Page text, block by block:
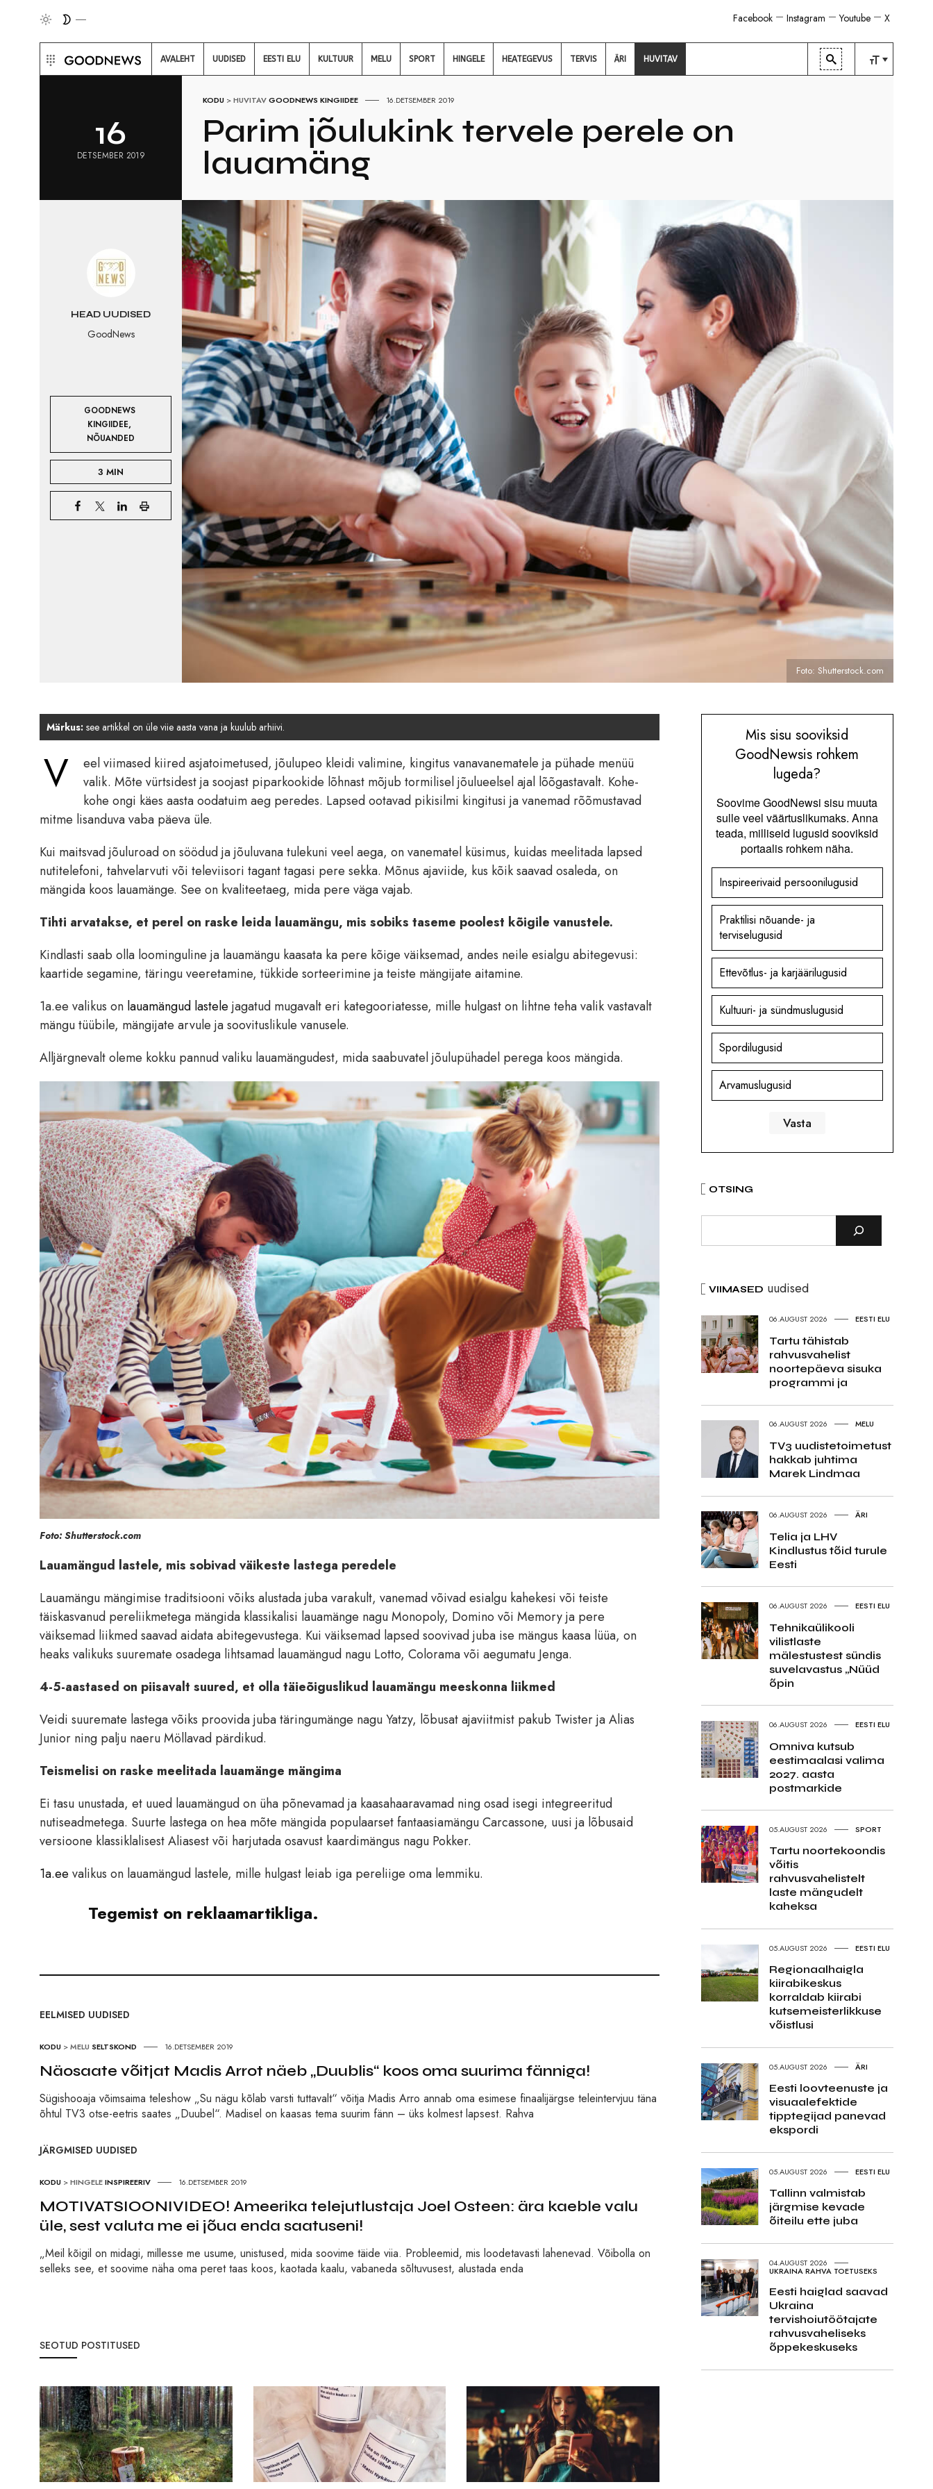
X
Youtube
Instagram
Facebook
AVALEHT UUDISED EESTI ELU KULTUUR MELU SPORT HINGELE HEATEGEVUS TERVIS ÄRI HUVITAV
16
DETSEMBER 2019
KODU >HUVITAVGOODNEWS KINGIIDEE 16.DETSEMBER 2019
Parim jõulukink tervele perele on
lauamäng
HEAD UUDISED
GoodNews
GOODNEWS
KINGIIDEE,
NÕUANDED
3 MIN
Foto: Shutterstock.com
Märkus: see artikkel on üle viie aasta vana ja kuulub arhiivi.
V
eel viimased kiired asjatoimetused, jõulupeo kleidi valimine, kingitus vanavanematele ja pühade menüü
valik. Mõte vürtsidest ja soojast piparkookide lõhnast mõjub tormilisel jõulueelsel ajal lõõgastavalt. Kohe-
kohe ongi käes aasta oodatuim aeg peredes. Lapsed ootavad pikisilmi kingitusi ja vanemad rõõmustavad
mitme lisanduva vaba päeva üle.
Kui maitsvad jõuluroad on söödud ja jõuluvana tulekuni veel aega, on vanematel küsimus, kuidas meelitada lapsed
nutitelefoni, tahvelarvuti või televiisori tagant tagasi pere sekka. Mõnus ajaviide, kus kõik saavad osaleda, on
mängida koos lauamänge. See on kvaliteetaeg, mida pere väga vajab.
Tihti arvatakse, et perel on raske leida lauamängu, mis sobiks taseme poolest kõigile vanustele.
Kindlasti saab olla loominguline ja lauamängu kaasata ka pere kõige väiksemad, andes neile esialgu abitegevusi:
kaartide segamine, täringu veeretamine, tükkide sorteerimine ja teiste mängijate aitamine.
1a.ee valikus on lauamängud lastele jagatud mugavalt eri kategooriatesse, mille hulgast on lihtne teha valik vastavalt
mängu tüübile, mängijate arvule ja soovituslikule vanusele.
Alljärgnevalt oleme kokku pannud valiku lauamängudest, mida saabuvatel jõulupühadel perega koos mängida.
Foto: Shutterstock.com
Lauamängud lastele, mis sobivad väikeste lastega peredele
Lauamängu mängimise traditsiooni võiks alustada juba varakult, vanemad võivad esialgu kahekesi või teiste
täiskasvanud pereliikmetega mängida klassikalisi lauamänge nagu Monopoly, Domino või Memory ja pere
väiksemad liikmed saavad aidata abitegevustega. Kui väiksemad lapsed soovivad juba ise mängus kaasa lüüa, on
heaks valikuks suuremate osadega lihtsamad lauamängud nagu Lotto, Colorama või aegumatu Jenga.
4-5-aastased on piisavalt suured, et olla täieõiguslikud lauamängu meeskonna liikmed
Veidi suuremate lastega võiks proovida juba täringumänge nagu Yatzy, lõbusat ajaviitmist pakub Twister ja Alias
Junior ning palju naeru Möllavad pärdikud.
Teismelisi on raske meelitada lauamänge mängima
Ei tasu unustada, et uued lauamängud on üha põnevamad ja kaasahaaravamad ning osad isegi integreeritud
nutiseadmetega. Suurte lastega on hea mõte mängida populaarset fantaasiamängu Carcassone, uusi ja lõbusaid
versioone klassiklalisest Aliasest või harjutada osavust kaardimängus nagu Pokker.
1a.ee valikus on lauamängud lastele, mille hulgast leiab iga pereliige oma lemmiku.
Tegemist on reklaamartikliga.
EELMISED UUDISED
KODU >MELU SELTSKOND 16.DETSEMBER 2019
Näosaate võitjat Madis Arrot näeb „Duublis“ koos oma suurima fänniga!
Sügishooaja võimsaima teleshow „Su nägu kõlab varsti tuttavalt“ võitja Madis Arro annab oma esimese finaalijärgse teleintervjuu täna
õhtul TV3 otse-eetris saates „Duubel“. Madisel on kaasas tema suurim fänn – üks kolmest lapsest. Rahva
JÄRGMISED UUDISED
KODU >HINGELEINSPIREERIV 16.DETSEMBER 2019
MOTIVATSIOONIVIDEO! Ameerika telejutlustaja Joel Osteen: ära kaeble valu
üle, sest valuta me ei jõua enda saatuseni!
„Meil kõigil on midagi, millesse me usume, unistused, mida soovime täide viia. Probleemid, mis loodetavasti lahenevad. Võibolla on
selleks see, et soovime näha oma peret taas koos, kaotada kaalu, vabaneda sõltuvusest, alustada enda
SEOTUD POSTITUSED
Mis sisu sooviksid
GoodNewsis rohkem
lugeda?
Soovime GoodNewsi sisu muuta
sulle veel väärtuslikumaks. Anna
teada, milliseid lugusid sooviksid
portaalis rohkem näha.
Inspireerivaid persoonilugusid
Praktilisi nõuande- ja
terviselugusid
Ettevõtlus- ja karjäärilugusid
Kultuuri- ja sündmuslugusid
Spordilugusid
Arvamuslugusid
OTSING
VIIMASED uudised
06.AUGUST 2026 EESTI ELU
Tartu tähistab
rahvusvahelist
noortepäeva sisuka
programmi ja
06.AUGUST 2026 MELU
TV3 uudistetoimetust
hakkab juhtima
Marek Lindmaa
06.AUGUST 2026 ÄRI
Telia ja LHV
Kindlustus tõid turule
Eesti
06.AUGUST 2026 EESTI ELU
Tehnikaülikooli
vilistlaste
mälestustest sündis
suvelavastus „Nüüd
õpin
06.AUGUST 2026 EESTI ELU
Omniva kutsub
eestimaalasi valima
2027. aasta
postmarkide
05.AUGUST 2026 SPORT
Tartu noortekoondis
võitis
rahvusvahelistelt
laste mängudelt
kaheksa
05.AUGUST 2026 EESTI ELU
Regionaalhaigla
kiirabikeskus
korraldab kiirabi
kutsemeisterlikkuse
võistlusi
05.AUGUST 2026 ÄRI
Eesti loovteenuste ja
visuaalefektide
tipptegijad panevad
ekspordi
05.AUGUST 2026 EESTI ELU
Tallinn valmistab
järgmise kevade
õiteilu ette juba
04.AUGUST 2026
UKRAINA RAHVA TOETUSEKS
Eesti haiglad saavad
Ukraina
tervishoiutöötajate
rahvusvaheliseks
õppekeskuseks